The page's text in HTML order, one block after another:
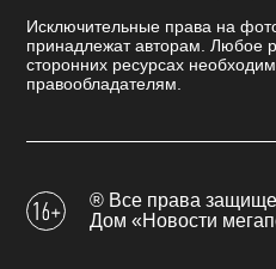
Исключительные права на
принадлежат авторам. Любое
сторонних ресурсах
правообладателям.
® Все права
Дом «Новости